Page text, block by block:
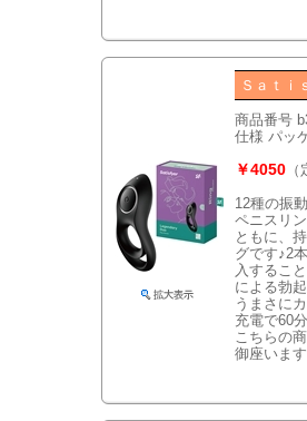
Ｓａｔ
商品番号
仕様 パッ
￥4050
12種の振
ペニスリ
ともに、
グです♪2
入するこ
による勃
うまさに
充電で60
こちらの
御座いま